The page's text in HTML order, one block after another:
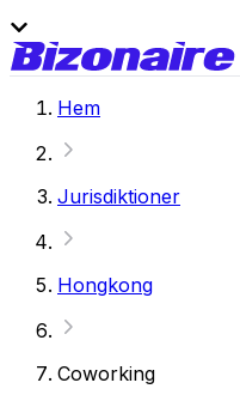
Hem
Jurisdiktioner
Hongkong
Coworking